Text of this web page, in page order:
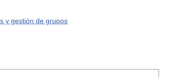
y gestión de grupos